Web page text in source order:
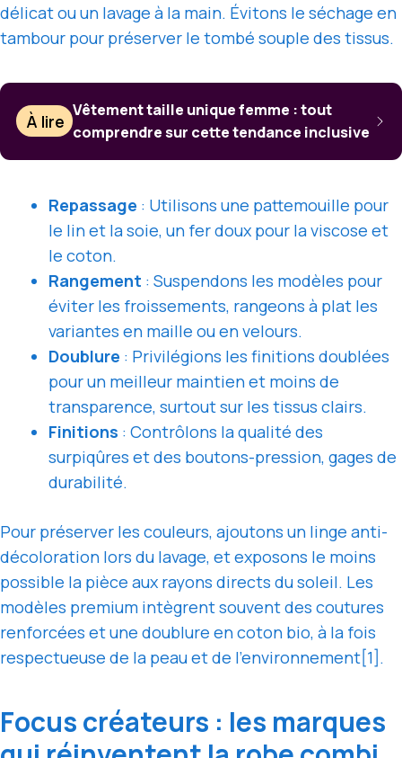
délicat ou un lavage à la main. Évitons le séchage en
tambour pour préserver le tombé souple des tissus.
À lire
Vêtement taille unique femme : tout
comprendre sur cette tendance inclusive
Repassage : Utilisons une pattemouille pour
le lin et la soie, un fer doux pour la viscose et
le coton.
Rangement : Suspendons les modèles pour
éviter les froissements, rangeons à plat les
variantes en maille ou en velours.
Doublure : Privilégions les finitions doublées
pour un meilleur maintien et moins de
transparence, surtout sur les tissus clairs.
Finitions : Contrôlons la qualité des
surpiqûres et des boutons-pression, gages de
durabilité.
Pour préserver les couleurs, ajoutons un linge anti-
décoloration lors du lavage, et exposons le moins
possible la pièce aux rayons directs du soleil. Les
modèles premium intègrent souvent des coutures
renforcées et une doublure en coton bio, à la fois
respectueuse de la peau et de l’environnement[1].
Focus créateurs : les marques